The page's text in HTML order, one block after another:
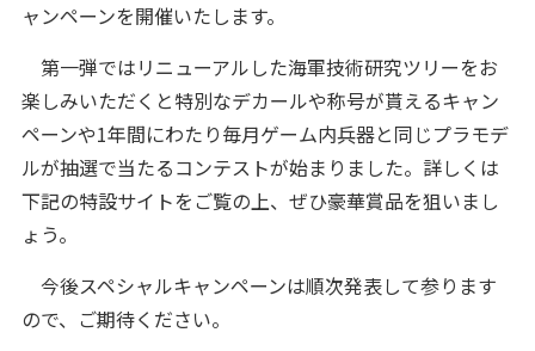
ャンペーンを開催いたします。
第一弾ではリニューアルした海軍技術研究ツリーをお
楽しみいただくと特別なデカールや称号が貰えるキャン
ペーンや1年間にわたり毎月ゲーム内兵器と同じプラモデ
ルが抽選で当たるコンテストが始まりました。詳しくは
下記の特設サイトをご覧の上、ぜひ豪華賞品を狙いまし
ょう。
今後スペシャルキャンペーンは順次発表して参ります
ので、ご期待ください。